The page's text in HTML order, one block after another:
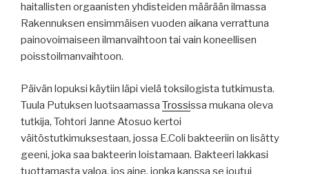
haitallisten orgaanisten yhdisteiden määrään ilmassa
Rakennuksen ensimmäisen vuoden aikana verrattuna
painovoimaiseen ilmanvaihtoon tai vain koneellisen
poisstoilmanvaihtoon.
Päivän lopuksi käytiin läpi vielä toksilogista tutkimusta.
Tuula Putuksen luotsaamassa Trossissa mukana oleva
tutkija, Tohtori Janne Atosuo kertoi
väitöstutkimuksestaan, jossa E.Coli bakteeriin on lisätty
geeni, joka saa bakteerin loistamaan. Bakteeri lakkasi
tuottamasta valoa, jos aine, jonka kanssa se joutui